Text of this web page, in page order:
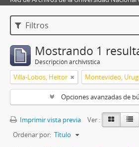
Filtros
Mostrando 1
Descripción archivística
Villa-Lobos, Heitor Montevideo,
Opciones avanzadas de
Imprimir vista previa
Ver :
Ordenar por: Título